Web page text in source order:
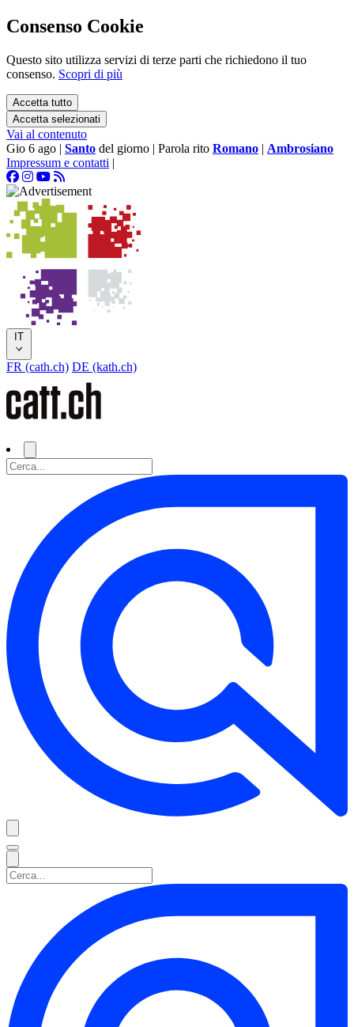
Consenso Cookie
Questo sito utilizza servizi di terze parti che richiedono il tuo
consenso. Scopri di più
Accetta tutto
Accetta selezionati
Vai al contenuto
Gio 6 ago | Santo del giorno | Parola rito Romano | Ambrosiano
Impressum e contatti |
IT
FR (cath.ch) DE (kath.ch)